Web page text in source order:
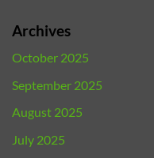
Archives
October 2025
September 2025
August 2025
July 2025